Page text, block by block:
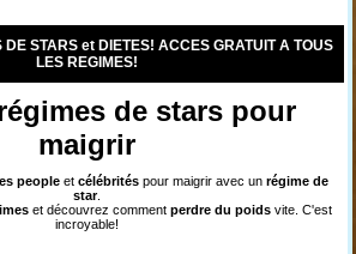
DE STARS et DIETES! ACCES GRATUIT A TOUS
LES REGIMES!
de stars pour
maigrir
peopleetcélébrités pour maigrir avec unrégime de
star.
et découvrez commentperdre du poidsvite. C'est
incroyable!